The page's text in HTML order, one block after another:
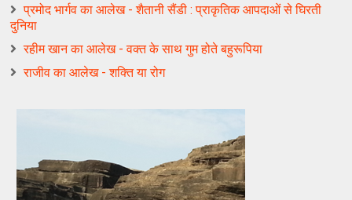
प्रमोद भार्गव का आलेख - शैतानी सैंडी : प्राकृतिक आपदाओं से घिरती
दुनिया
रहीम खान का आलेख - वक्‍त के साथ गुम होते बहुरूपिया
राजीव का आलेख - शक्ति या रोग